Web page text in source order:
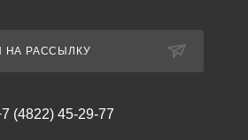
НА РАССЫЛКУ
(4822) 45-29-77